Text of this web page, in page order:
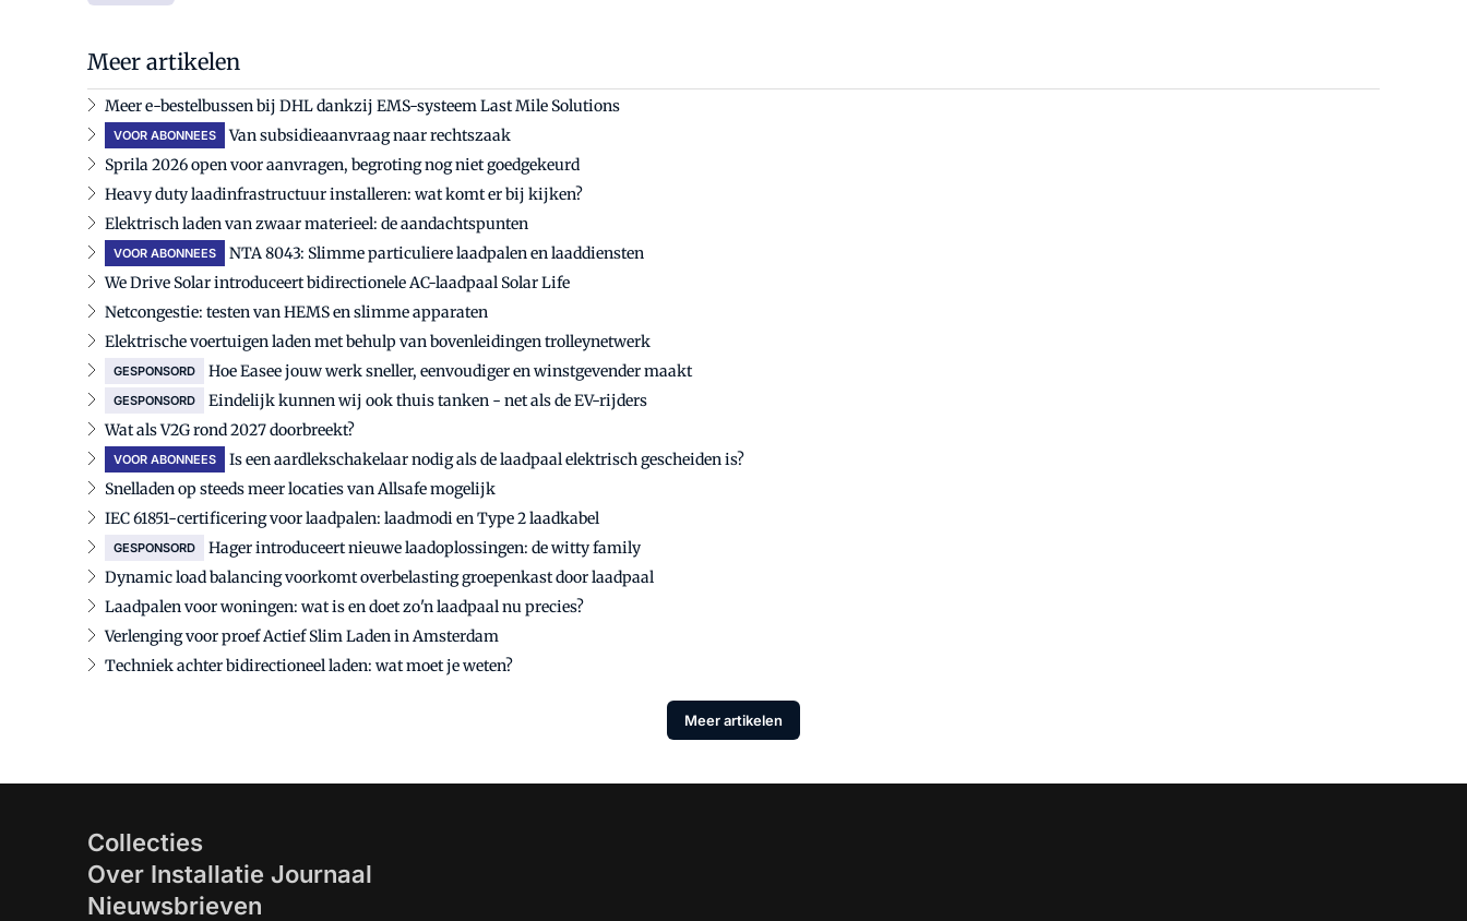
Meer artikelen
Meer e-bestelbussen bij DHL dankzij EMS-systeem Last Mile Solutions
VOOR ABONNEES
Van subsidieaanvraag naar rechtszaak
Sprila 2026 open voor aanvragen, begroting nog niet goedgekeurd
Heavy duty laadinfrastructuur installeren: wat komt er bij kijken?
Elektrisch laden van zwaar materieel: de aandachtspunten
VOOR ABONNEES
NTA 8043: Slimme particuliere laadpalen en laaddiensten
We Drive Solar introduceert bidirectionele AC-laadpaal Solar Life
Netcongestie: testen van HEMS en slimme apparaten
Elektrische voertuigen laden met behulp van bovenleidingen trolleynetwerk
GESPONSORD Hoe Easee jouw werk sneller, eenvoudiger en winstgevender maakt
GESPONSORD
Eindelijk kunnen wij ook thuis tanken - net als de EV-rijders
Wat als V2G rond 2027 doorbreekt?
VOOR ABONNEES
Is een aardlekschakelaar nodig als de laadpaal elektrisch gescheiden is?
Snelladen op steeds meer locaties van Allsafe mogelijk
IEC 61851-certificering voor laadpalen: laadmodi en Type 2 laadkabel
GESPONSORD
Hager introduceert nieuwe laadoplossingen: de witty family
Dynamic load balancing voorkomt overbelasting groepenkast door laadpaal
Laadpalen voor woningen: wat is en doet zo'n laadpaal nu precies?
Verlenging voor proef Actief Slim Laden in Amsterdam
Techniek achter bidirectioneel laden: wat moet je weten?
Meer artikelen
Collecties
Over Installatie Journaal
Nieuwsbrieven